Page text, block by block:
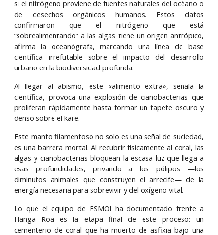
si el nitrógeno proviene de fuentes naturales del océano o
de desechos orgánicos humanos. Estos datos
confirmaron que el nitrógeno que está
“sobrealimentando” a las algas tiene un origen antrópico,
afirma la oceanógrafa, marcando una línea de base
científica irrefutable sobre el impacto del desarrollo
urbano en la biodiversidad profunda.
Al llegar al abismo, este «alimento extra», señala la
científica, provoca una explosión de cianobacterias que
proliferan rápidamente hasta formar un tapete oscuro y
denso sobre el kare.
Este manto filamentoso no solo es una señal de suciedad,
es una barrera mortal. Al recubrir físicamente al coral, las
algas y cianobacterias bloquean la escasa luz que llega a
esas profundidades, privando a los pólipos —los
diminutos animales que construyen el arrecife— de la
energía necesaria para sobrevivir y del oxígeno vital.
Lo que el equipo de ESMOI ha documentado frente a
Hanga Roa es la etapa final de este proceso: un
cementerio de coral que ha muerto de asfixia bajo una